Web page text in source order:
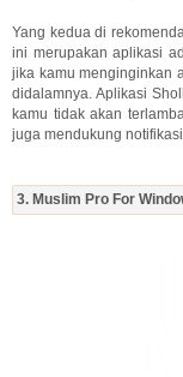
Yang kedua di
ini merupakan aplikasi
jika kamu menginginkan
didalamnya. Aplikasi
kamu tidak akan
juga mendukung
3. Muslim Pro For